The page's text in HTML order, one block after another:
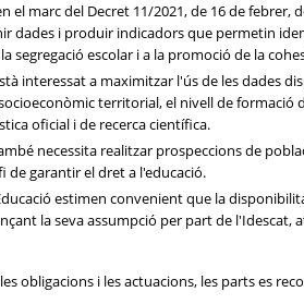
el marc del Decret 11/2021, de 16 de
dades i produir indicadors que permetin
segregació escolar i a la promoció de la
interessat a maximitzar l'ús de les dades
territorial, el nivell de
oficial i de recerca científica.
necessita realitzar prospeccions de
de garantir el dret a l'educació.
estimen convenient que la
la seva assumpció per part de
obligacions i les actuacions, les parts es